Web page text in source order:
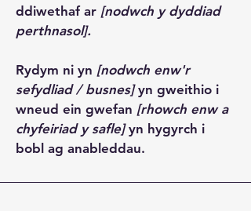
ddiwethaf ar [nodwch y dyddiad
perthnasol].
Rydym ni yn [nodwch enw'r
sefydliad / busnes]yn gweithio i
wneud ein gwefan [rhowch enw a
chyfeiriad y safle]yn hygyrch i
bobl ag anableddau.